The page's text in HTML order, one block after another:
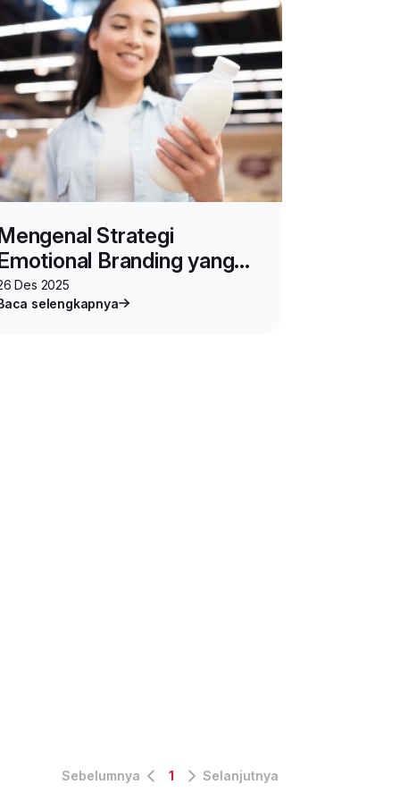
Strategi
Branding yang
untuk Bisnis
Des 2025
selengkapnya
Sebelumnya 1 Selanjutnya